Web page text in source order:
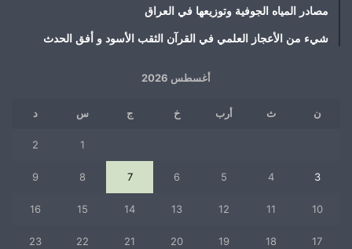
مصادر المياه الجوفية وتوزيعها في العراق
شيء من الأعجاز العلمي في القرآن الثقب الأسود و أفق الحدث
أغسطس 2026
ن ث أرب خ ج س د
1
2
3
4
5
6
7
8
9
10
11
12
13
14
15
16
17
18
19
20
21
22
23